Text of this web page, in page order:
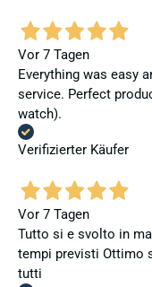
Vor 7 Tagen
Everything was easy
service. Perfect
watch).
Verifizierter Käufer
Vor 7 Tagen
Tutto si e svolto in
tempi previsti Ottimo
tutti